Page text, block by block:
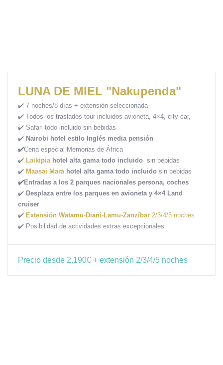
LUNA DE MIEL "Nakupenda"
✔️ 7 noches/8 días + extensión seleccionada
✔️ Todos los traslados tour incluidos avioneta, 4×4, city car,
✔️ Safari todo incluido sin bebidas
✔️ Nairobi hotel estilo Inglés media pensión
✔️Cena especial Memorias de África
✔️ Laikipiahotel alta gama todo incluido sin bebidas
✔️ Maasai Marahotel alta gama todo incluido sin bebidas
✔️Entradas a los 2 parques nacionales persona, coches
✔️ Desplaza entre los parques en avioneta y 4×4 Land
cruiser
✔️ Extensión Watamu-Diani-Lamu-Zanzíbar 2/3/4/5 noches
✔️ Posibilidad de actividades extras excepcionales
Precio desde 2.190€ + extensión 2/3/4/5 noches